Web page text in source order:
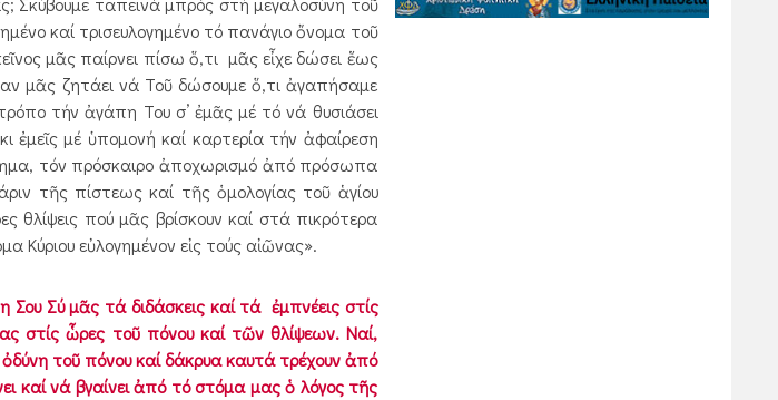
καί τρισευλογημένο τό πανάγιο ὄνομα τοῦ
μᾶς παίρνει πίσω ὅ,τι μᾶς εἶχε δώσει ἕως
μᾶς ζητάει νά Τοῦ δώσουμε ὅ,τι ἀγαπήσαμε
τήν ἀγάπη Του σ’ ἐμᾶς μέ τό νά θυσιάσει
ἐμεῖς μέ ὑπομονή καί καρτερία τήν ἀφαίρεση
τόν πρόσκαιρο ἀποχωρισμό ἀπό πρόσωπα
τῆς πίστεως καί τῆς ὁμολογίας τοῦ ἁγίου
θλίψεις πού μᾶς βρίσκουν καί στά πικρότερα
Κύριου εὐλογημένον εἰς τούς αἰῶνας».
Σου Σύ μᾶς τά διδάσκεις καί τά ἐμπνέεις στίς
στίς ὧρες τοῦ πόνου καί τῶν θλίψεων. Ναί,
τοῦ πόνου καί δάκρυα καυτά τρέχουν ἀπό
καί νά βγαίνει ἀπό τό στόμα μας ὁ λόγος τῆς